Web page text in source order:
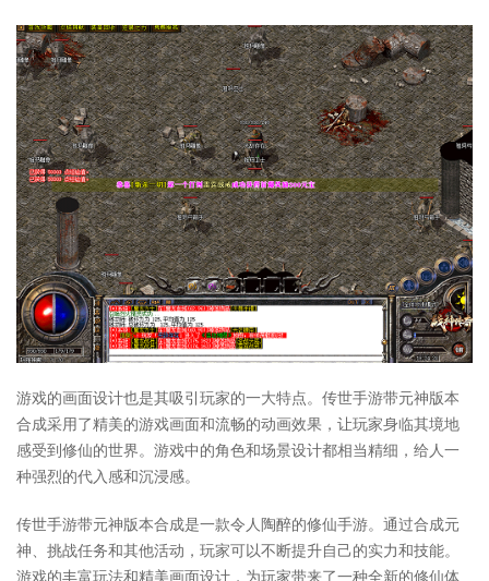
游戏的画面设计也是其吸引玩家的一大特点。传世手游带元神版本
合成采用了精美的游戏画面和流畅的动画效果，让玩家身临其境地
感受到修仙的世界。游戏中的角色和场景设计都相当精细，给人一
种强烈的代入感和沉浸感。
传世手游带元神版本合成是一款令人陶醉的修仙手游。通过合成元
神、挑战任务和其他活动，玩家可以不断提升自己的实力和技能。
游戏的丰富玩法和精美画面设计，为玩家带来了一种全新的修仙体